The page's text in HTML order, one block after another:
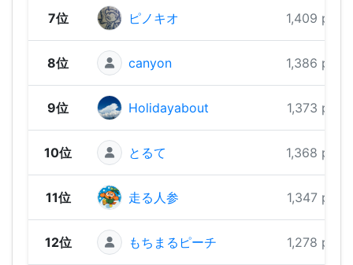
7位 ピノキオ 1,409 pts
8位 canyon 1,386 pts
9位 Holidayabout 1,373 pts
10位 とるて 1,368 pts
11位 走る人参 1,347 pts
12位 もちまるピーチ 1,278 pts